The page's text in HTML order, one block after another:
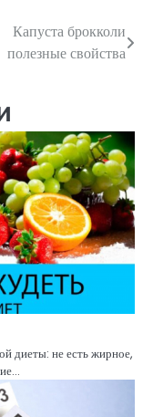
Капуста брокколи
полезные свойства
диеты: не есть жирное,